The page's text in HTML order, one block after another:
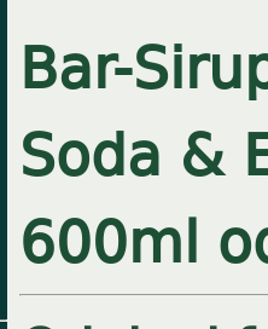
Bar-
Soda &
600ml